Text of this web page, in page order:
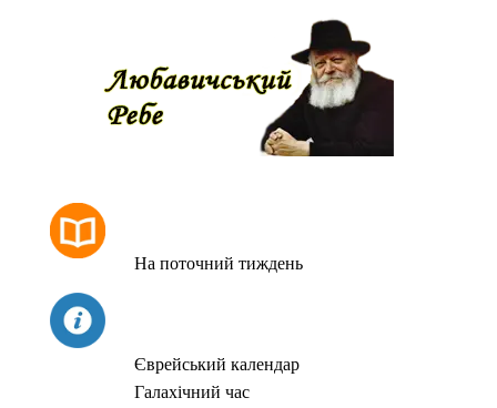
На поточний тиждень
Єврейський календар
Галахічний час